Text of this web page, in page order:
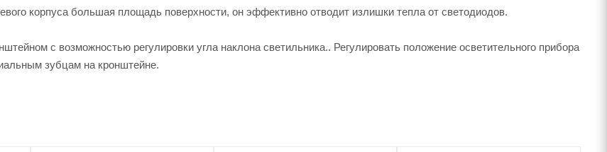
корпуса большая площадь поверхности, он эффективно отводит излишки тепла от светодиодов.
с возможностью регулировки угла наклона светильника.. Регулировать положение осветительного прибора
зубцам на кронштейне.